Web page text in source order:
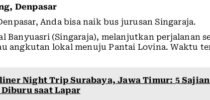
Denpasar
Anda bisa naik bus jurusan Singaraja.
Banyuasri (Singaraja), melanjutkan perjalanan
angkutan lokal menuju Pantai Lovina. Waktu
Night Trip Surabaya, Jawa Timur: 5
saat Lapar